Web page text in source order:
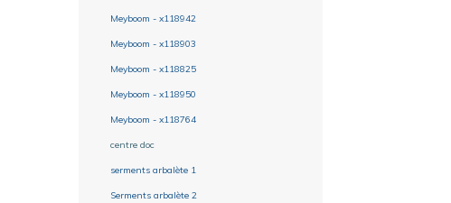
Meyboom - x118942
Meyboom - x118903
Meyboom - x118825
Meyboom - x118950
Meyboom - x118764
centre doc
serments arbalète 1
Serments arbalète 2